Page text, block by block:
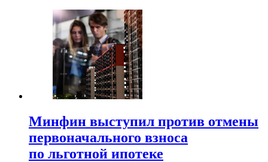
Минфин выступил против отмены
первоначального взноса
по льготной ипотеке